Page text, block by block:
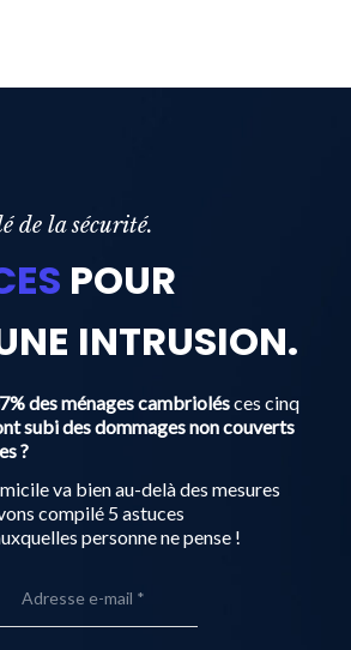
de la sécurité.
POUR
INTRUSION.
des ménages cambriolésces cinq
subi des dommages non couverts
?
va bien au-delà des mesures
compilé 5 astuces
personne ne pense !